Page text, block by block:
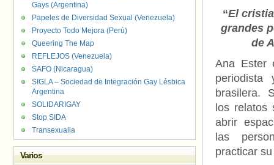
“El
grandes
de
Ana Ester
periodista
brasilera.
los relatos
abrir
las
practicar
Gays (Argentina)
Papeles de Diversidad Sexual (Venezuela)
Proyecto Todo Mejora (Perú)
Queering The Map
REFLEJOS (Venezuela)
SAFO (Nicaragua)
SIGLA – Sociedad de Integración Gay Lésbica
Argentina
SOLIDARIGAY
Stop SIDA
Transexualia
Varios